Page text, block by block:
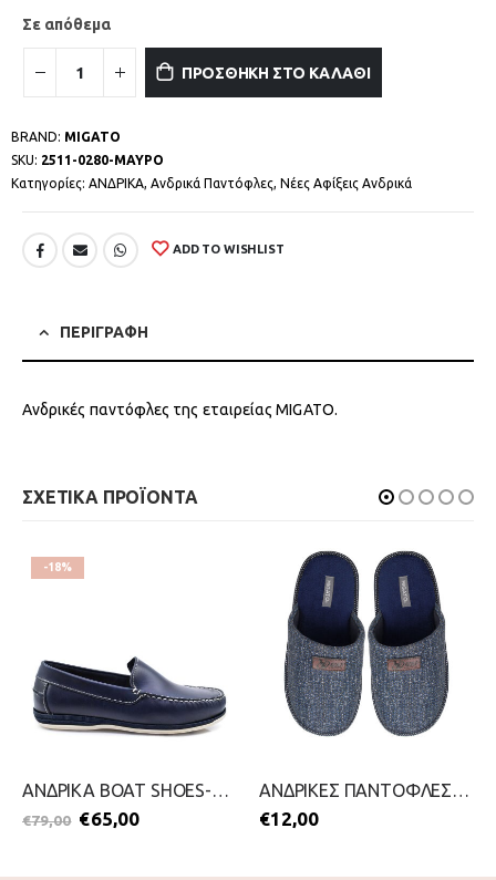
Σε απόθεμα
ΠΡΟΣΘΗΚΗ ΣΤΟ ΚΑΛΑΘΙ
BRAND: MIGATO
SKU: 2511-0280-ΜΑΥΡΟ
Κατηγορίες: ΑΝΔΡΙΚΑ, Ανδρικά Παντόφλες, Νέες Αφίξεις Ανδρικά
ADD TO WISHLIST
ΠΕΡΙΓΡΑΦΗ
Ανδρικές παντόφλες της εταιρείας MIGATO.
ΣΧΕΤΙΚΑ ΠΡΟΪΟΝΤΑ
-18%
ΑΝΔΡΙΚΑ BOAT SHOES-ACE-2699-0006-ΜΠΛΕ
€79,00 €65,00
ΑΝΔΡΙΚΕΣ ΠΑΝΤΟΦΛΕΣ-MIGATO-2511-0356-ΜΠΛΕ
€12,00